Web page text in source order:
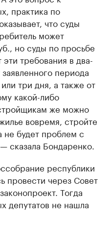
практика по
что суды
может
но суды по просьбе
требования в два-
периода
три дня, а также от
какой-либо
же можно
вовремя, стройте
не будет проблем с
сказала Бондаренко.
республики
провести через Совет
Тогда
депутатов не нашла